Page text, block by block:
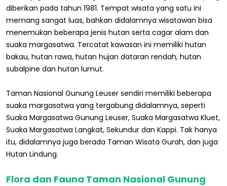
diberikan pada tahun 1981. Tempat wisata yang satu ini
memang sangat luas, bahkan didalamnya wisatawan bisa
menemukan beberapa jenis hutan serta cagar alam dan
suaka margasatwa. Tercatat kawasan ini memiliki hutan
bakau, hutan rawa, hutan hujan dataran rendah, hutan
subalpine dan hutan lumut.
Taman Nasional Gunung Leuser sendiri memiliki beberapa
suaka margasatwa yang tergabung didalamnya, seperti
Suaka Margasatwa Gunung Leuser, Suaka Margasatwa Kluet,
Suaka Margasatwa Langkat, Sekundur dan Kappi. Tak hanya
itu, didalamnya juga berada Taman Wisata Gurah, dan juga
Hutan Lindung.
Flora dan Fauna Taman Nasional Gunung